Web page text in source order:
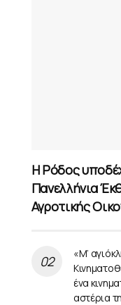
Η Ρόδος
Πανελλήνια
Αγροτικής
«Μ’
ένα
αστέρια